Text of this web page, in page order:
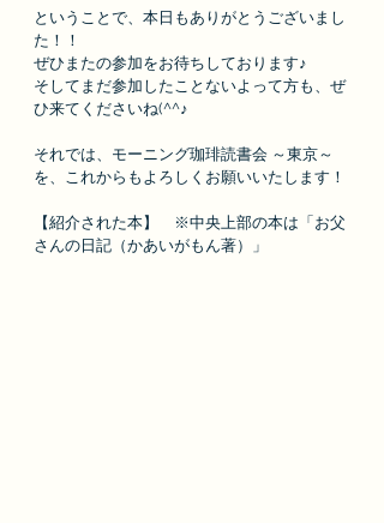
ということで、本日もありがとうございまし
た！！
ぜひまたの参加をお待ちしております♪
そしてまだ参加したことないよって方も、ぜ
ひ来てくださいね(^^♪
それでは、モーニング珈琲読書会 ～東京～
を、これからもよろしくお願いいたします！
【紹介された本】　※中央上部の本は「 お父
さんの日記（かあいがもん著）
」